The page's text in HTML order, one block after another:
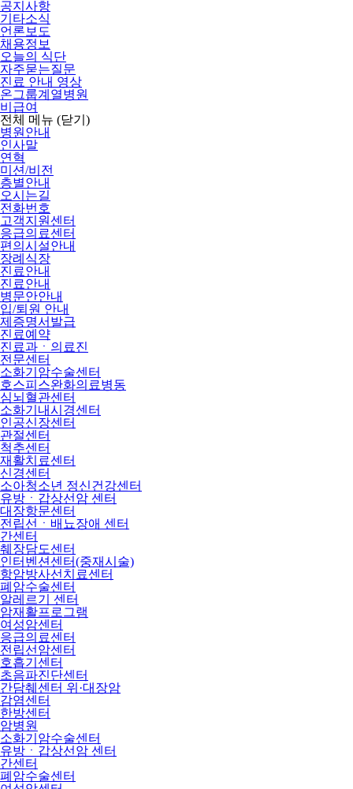
공지사항
기타소식
언론보도
채용정보
오늘의 식단
자주묻는질문
진료 안내 영상
온그룹계열병원
비급여
전체 메뉴 (닫기)
병원안내
인사말
연혁
미션/비전
층별안내
오시는길
전화번호
고객지원센터
응급의료센터
편의시설안내
장례식장
진료안내
진료안내
병문안안내
입/퇴원 안내
제증명서발급
진료예약
진료과ㆍ의료진
전문센터
소화기암수술센터
호스피스완화의료병동
심뇌혈관센터
소화기내시경센터
인공신장센터
관절센터
척추센터
재활치료센터
신경센터
소아청소년 정신건강센터
유방ㆍ갑상선암 센터
대장항문센터
전립선ㆍ배뇨장애 센터
간센터
췌장담도센터
인터벤션센터(중재시술)
항암방사선치료센터
폐암수술센터
알레르기 센터
암재활프로그램
여성암센터
응급의료센터
전립선암센터
호흡기센터
초음파진단센터
간담췌센터 위·대장암
감염센터
한방센터
암병원
소화기암수술센터
유방ㆍ갑상선암 센터
간센터
폐암수술센터